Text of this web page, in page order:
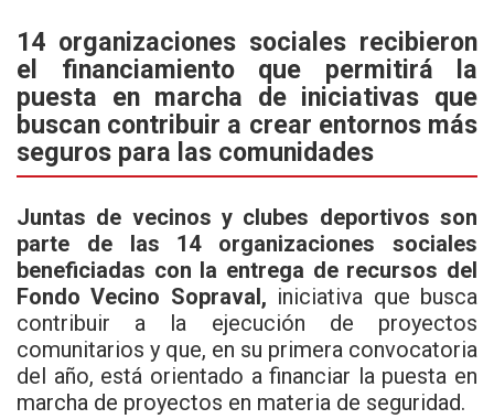
ce
b
o
o
k
tt
er
at
s
A
p
p
14 organizaciones sociales recibieron
el financiamiento que permitirá la
puesta en marcha de iniciativas que
buscan contribuir a crear entornos más
seguros para las comunidades
Juntas de vecinos y clubes deportivos son
parte de las 14 organizaciones sociales
beneficiadas con la entrega de recursos del
Fondo Vecino Sopraval, iniciativa que busca
contribuir a la ejecución de proyectos
comunitarios y que, en su primera convocatoria
del año, está orientado a financiar la puesta en
marcha de proyectos en materia de seguridad.